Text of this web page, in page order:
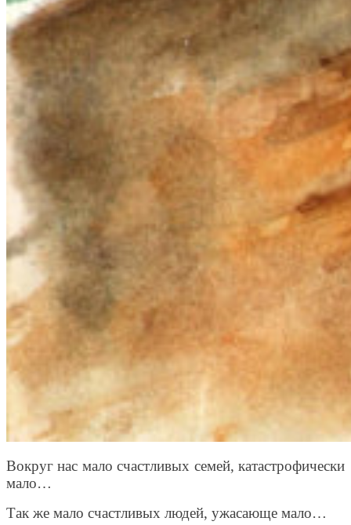
Вокруг нас мало счастливых семей, катастрофически
мало…
Так же мало счастливых людей, ужасающе мало…